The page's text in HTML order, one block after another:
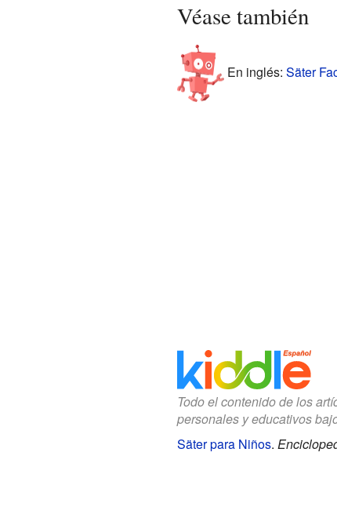
Véase también
En inglés: Säter
Todo el contenido de los
personales y educativos
Säter para Niños.